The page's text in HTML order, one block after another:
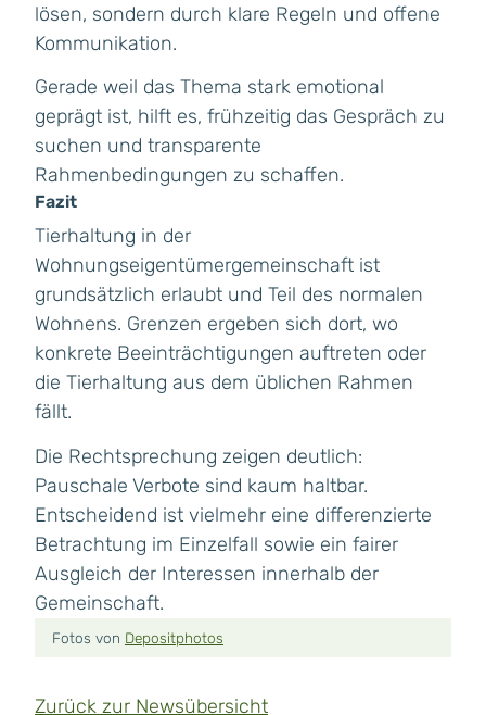
lösen, sondern durch klare Regeln und offene
Kommunikation.
Gerade weil das Thema stark emotional
geprägt ist, hilft es, frühzeitig das Gespräch zu
suchen und transparente
Rahmenbedingungen zu schaffen.
Fazit
Tierhaltung in der
Wohnungseigentümergemeinschaft ist
grundsätzlich erlaubt und Teil des normalen
Wohnens. Grenzen ergeben sich dort, wo
konkrete Beeinträchtigungen auftreten oder
die Tierhaltung aus dem üblichen Rahmen
fällt.
Die Rechtsprechung zeigen deutlich:
Pauschale Verbote sind kaum haltbar.
Entscheidend ist vielmehr eine differenzierte
Betrachtung im Einzelfall sowie ein fairer
Ausgleich der Interessen innerhalb der
Gemeinschaft.
Fotos von Depositphotos
Zurück zur Newsübersicht